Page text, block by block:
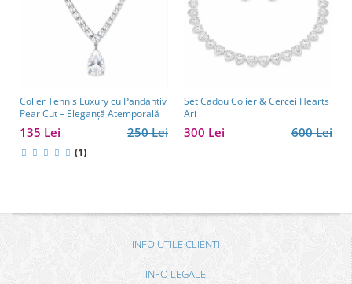
Colier Tennis Luxury cu Pandantiv
Pear Cut – Eleganță Atemporală
250 Lei
135 Lei
(1)
Set Cadou Colier & Cercei Hearts
Ari
600 Lei
300 Lei
INFO UTILE CLIENTI
INFO LEGALE